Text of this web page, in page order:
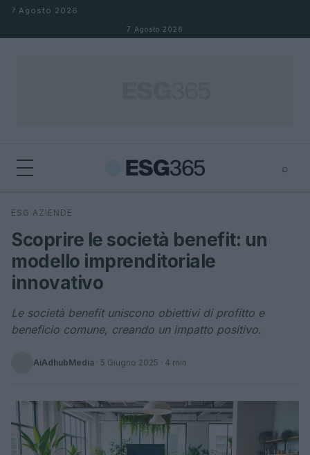
Salta al contenuto
7 Agosto 2026
7 Agosto 2026
⌕
Cerca
ESG AZIENDE
Scoprire le società benefit: un
modello imprenditoriale
innovativo
Le società benefit uniscono obiettivi di profitto e
beneficio comune, creando un impatto positivo.
AiAdhubMedia · 5 Giugno 2025 · 4 min